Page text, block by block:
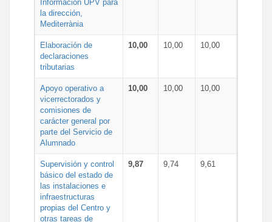
Información UPV para
la dirección,
Mediterrània
Elaboración de
declaraciones
tributarias
10,00 10,00 10,00
Apoyo operativo a
vicerrectorados y
comisiones de
carácter general por
parte del Servicio de
Alumnado
10,00 10,00 10,00
Supervisión y control
básico del estado de
las instalaciones e
infraestructuras
propias del Centro y
otras tareas de
9,87 9,74 9,61